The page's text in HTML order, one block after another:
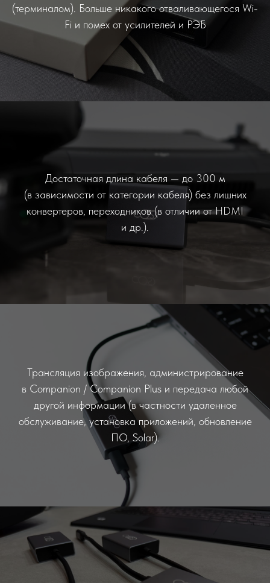
(терминалом). Больше никакого отваливающегося Wi-
Fi и помех от усилителей и РЭБ
Достаточная длина кабеля — до 300 м
(в зависимости от категории кабеля) без лишних
конвертеров, переходников (в отличии от HDMI
и др.).
Трансляция изображения, администрирование
в Companion / Companion Plus и передача любой
другой информации (в частности удаленное
обслуживание, установка приложений, обновление
ПО, Solar).